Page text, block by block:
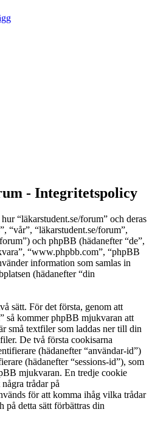
- Integritetspolicy
“läkarstudent.se/forum” och deras
“vår”, “läkarstudent.se/forum”,
och phpBB (hädanefter “de”,
“www.phpbb.com”, “phpBB
information som samlas in
(hädanefter “din
sätt. För det första, genom att
så kommer phpBB mjukvaran att
små textfiler som laddas ner till din
De två första cookisarna
(hädanefter “användar-id”)
(hädanefter “sessions-id”), som
mjukvaran. En tredje cookie
trådar på
för att komma ihåg vilka trådar
på detta sätt förbättras din